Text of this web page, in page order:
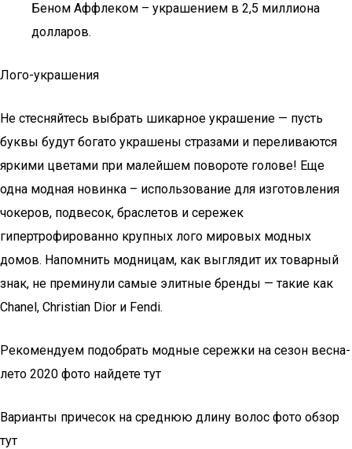
Беном Аффлеком – украшением в 2,5 миллиона
долларов.
Лого-украшения
Не стесняйтесь выбрать шикарное украшение — пусть
буквы будут богато украшены стразами и переливаются
яркими цветами при малейшем повороте голове! Еще
одна модная новинка – использование для изготовления
чокеров, подвесок, браслетов и сережек
гипертрофированно крупных лого мировых модных
домов. Напомнить модницам, как выглядит их товарный
знак, не преминули самые элитные бренды — такие как
Chanel, Christian Dior и Fendi.
Рекомендуем подобрать модные сережки на сезон весна-
лето 2020 фото найдете тут
Варианты причесок на среднюю длину волос фото обзор
тут